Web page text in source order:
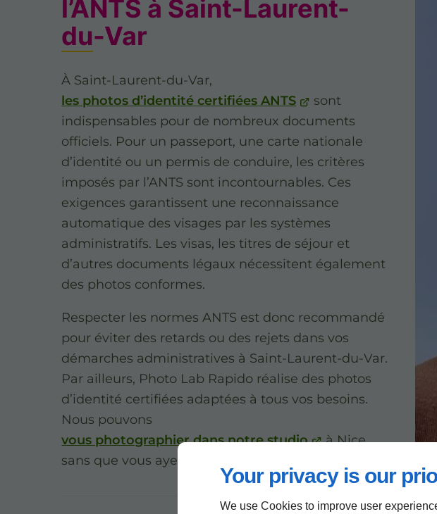
Your privacy is our
We use Cookies to improve user
l’ANTS à Saint-Laurent-
du-Var
À Saint-Laurent-du-Var,
les photos d’identité certifiées ANTS
sont
indispensables pour de nombreux documents
officiels. Pour un passeport, une carte nationale
d’identité ou un permis de conduire, les critères
imposés par l’ANTS sont incontournables. Ces
exigences garantissent une reconnaissance
automatique des visages par les systèmes
administratifs. Les visas, les titres de séjour et
d’autres documents légaux nécessitent également
des photos conformes.
Respecter les normes ANTS est donc recommandé
pour éviter des retards ou des rejets dans vos
démarches administratives à Saint-Laurent-du-Var.
Par ailleurs, Photo Lab Rapido réalise des photos
d’identité certifiées adaptées à tous vos besoins.
Nous pouvons
vous photographier dans notre studio
à Nice
sans que vous ayez à prendre rendez-vous.